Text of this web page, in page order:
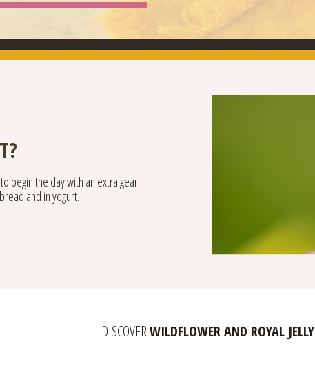
begin the day with an extra gear.
and in yogurt.
DISCOVERWILDFLOWER AND ROYAL JELLY